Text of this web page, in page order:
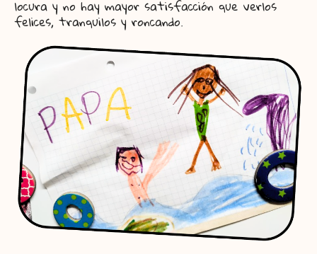
locura y no hay mayor satisfacción que verlos
felices, tranquilos y roncando.